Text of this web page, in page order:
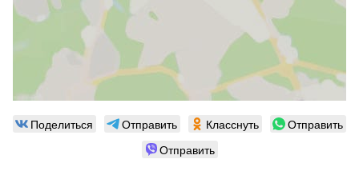
Поделиться Отправить Класснуть
Отправить
Отправить